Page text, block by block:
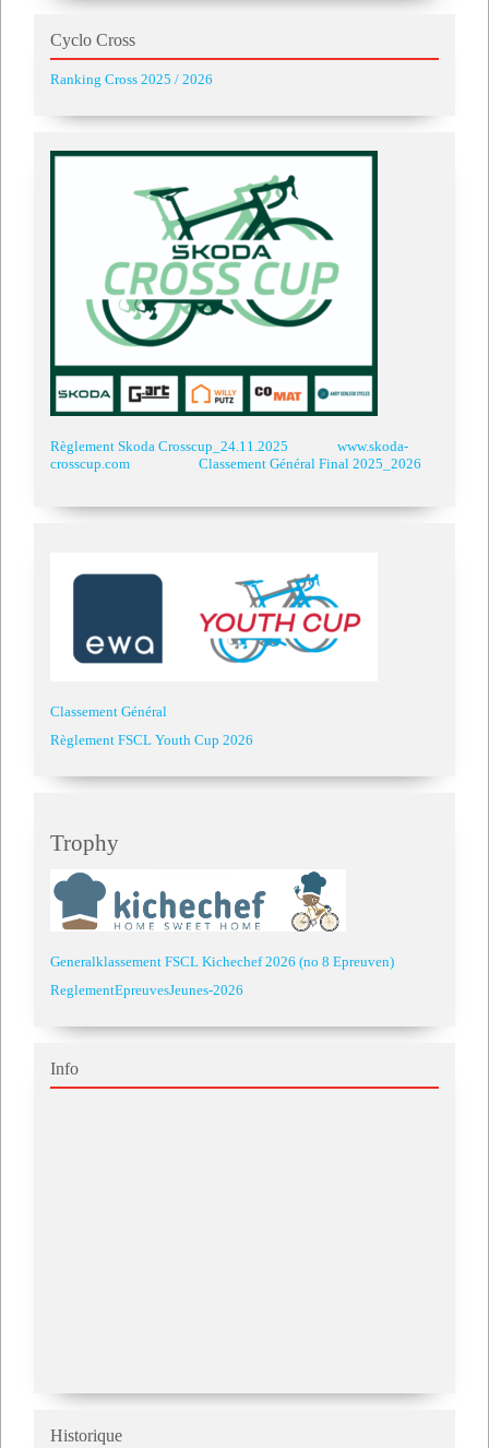
Cyclo Cross
Ranking Cross 2025 / 2026
Règlement Skoda Crosscup_24.11.2025
www.skoda-
crosscup.com
Classement Général Final 2025_2026
Classement Général
Règlement FSCL Youth Cup 2026
Trophy
Generalklassement FSCL Kichechef 2026 (no 8 Epreuven)
ReglementEpreuvesJeunes-2026
Info
Historique